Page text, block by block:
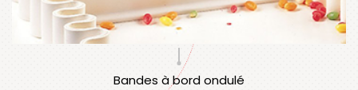
Bandes à bord ondulé